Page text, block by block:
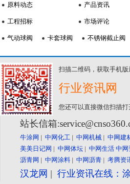
原料动态
工程招标
产品资讯
市场评论
气动球阀 卡套球阀 不锈钢截止阀
扫描二维码，获取手机
行业资讯网
您还可以直接微信扫描打
站长信箱
牛涂网 | 中网化工 | 中网机械 | 中网建
美美日记网 | 中网体坛 | 中网生活 中网
沥青网 | 中网涂料 | 中网沥青 | 考腾资
汉龙网 | 行业资讯在线：